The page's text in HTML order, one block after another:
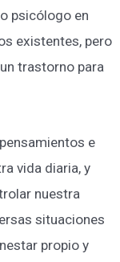
psicólogo en
existentes, pero
trastorno para
e
vida diaria, y
nuestra
situaciones
propio y